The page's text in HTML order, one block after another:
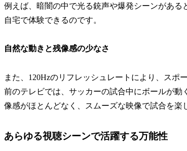
例えば、暗闇の中で光る銃声や爆発シーンがあ
自宅で体験できるのです。
自然な動きと残像感の少なさ
また、120Hzのリフレッシュレートにより、スポ
前のテレビでは、サッカーの試合中にボールが
像感がほとんどなく、スムーズな映像で試合を楽
あらゆる視聴シーンで活躍する万能性